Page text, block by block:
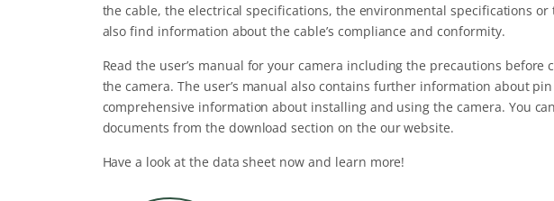
the cable, the electrical specifications, the environmental specifications
also find information about the cable’s compliance and conformity.
Read the user’s manual for your camera including the precautions before
the camera. The user’s manual also contains further information about
comprehensive information about installing and using the camera. You
documents from the download section on the our website.
Have a look at the data sheet now and learn more!